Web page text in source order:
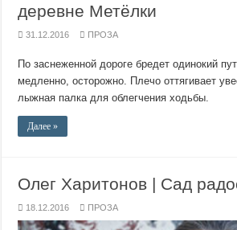
деревне Метёлки
31.12.2016 ПРОЗА
По заснеженной дороге бредет одинокий
медленно, осторожно. Плечо оттягивает
лыжная палка для облегчения ходьбы.
Далее »
Олег Харитонов | Сад
18.12.2016 ПРОЗА